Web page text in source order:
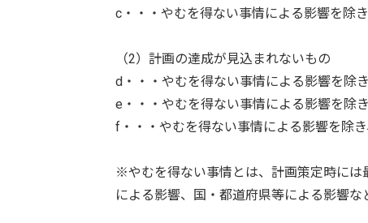
c・・・やむを得ない事情による影響を除
（2）計画の達成が見込まれないもの
d・・・やむを得ない事情による影響を除
e・・・やむを得ない事情による影響を除
f・・・やむを得ない事情による影響を除
※やむを得ない事情とは、計画策定時には
による影響、国・都道府県等による影響な